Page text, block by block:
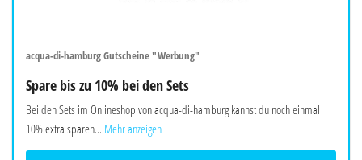
acqua-di-hamburg Gutscheine "Werbung"
Spare bis zu 10% bei den Sets
Bei den Sets im Onlineshop von acqua-di-hamburg kannst du noch einmal
10% extra sparen... Mehr anzeigen